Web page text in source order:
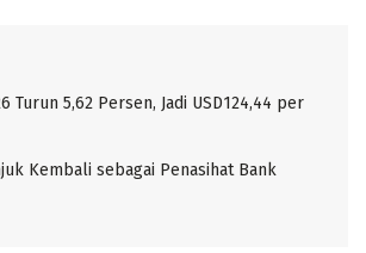
Turun 5,62 Persen, Jadi USD124,44 per
Kembali sebagai Penasihat Bank